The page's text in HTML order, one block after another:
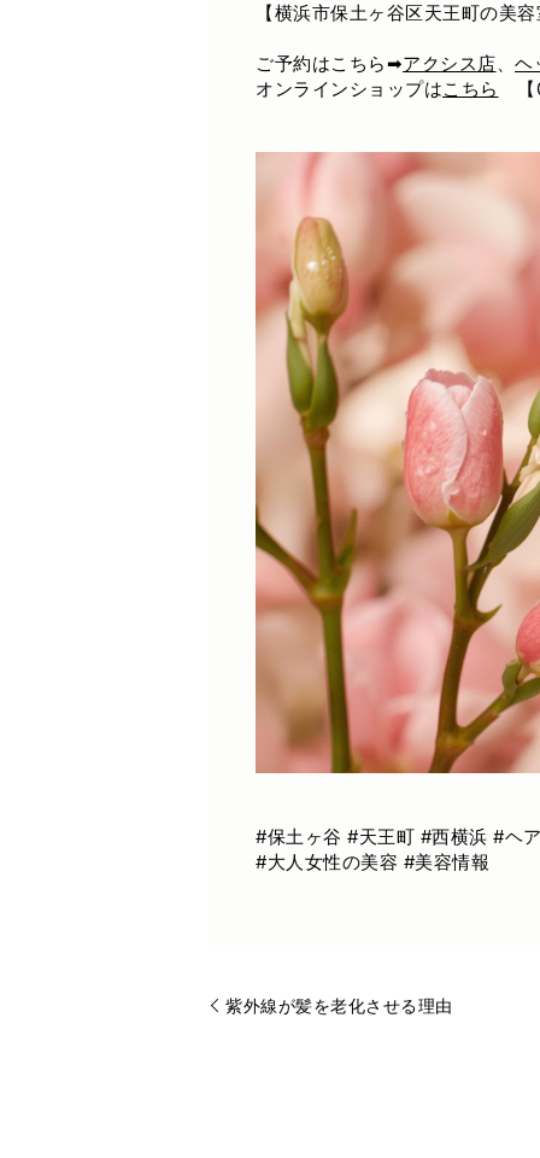
【横浜市保土ヶ谷区天王町の美
ご予約はこちら➡アクシス店、 ヘ
オンラインショップはこちら 【
#保土ヶ谷 #天王町 #西横浜 #ヘ
#大人女性の美容 #美容情報
紫外線が髪を老化させる理由